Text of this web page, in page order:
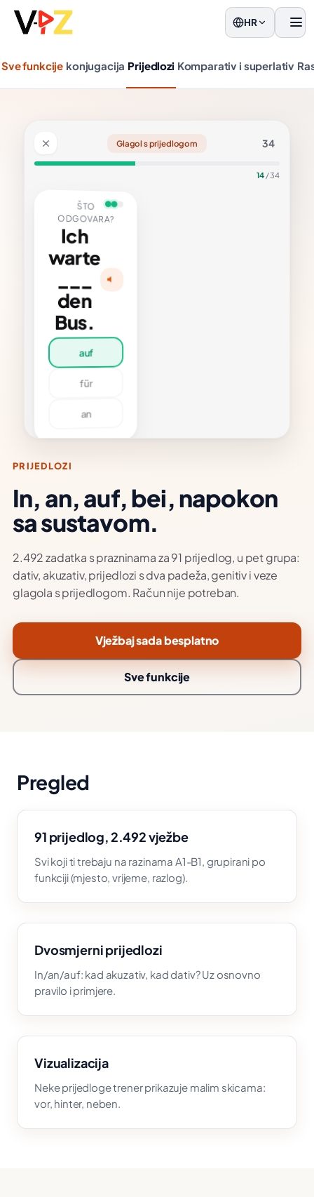
HR
Sve funkcije konjugacija Prijedlozi Komparativ i superlativ
PRIJEDLOZI
In, an, auf, bei, napokon
sa sustavom.
2.492 zadatka s prazninama za 91 prijedlog, u pet grupa:
dativ, akuzativ, prijedlozi s dva padeža, genitiv i veze
glagola s prijedlogom. Račun nije potreban.
Vježbaj sada besplatno
Sve funkcije
Glagol s prijedlogom 34
14/ 34
Pregled
91 prijedlog, 2.492 vježbe
Svi koji ti trebaju na razinama A1-B1, grupirani po
funkciji (mjesto, vrijeme, razlog).
Dvosmjerni prijedlozi
In/an/auf: kad akuzativ, kad dativ? Uz osnovno
pravilo i primjere.
Vizualizacija
Neke prijedloge trener prikazuje malim skicama:
vor, hinter, neben.